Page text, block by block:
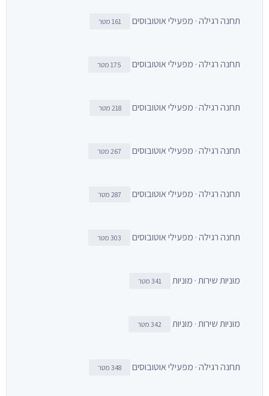
תחנה רגילה · מפעילי אוטובוסים 161 מטר
תחנה רגילה · מפעילי אוטובוסים 175 מטר
תחנה רגילה · מפעילי אוטובוסים 218 מטר
תחנה רגילה · מפעילי אוטובוסים 267 מטר
תחנה רגילה · מפעילי אוטובוסים 287 מטר
תחנה רגילה · מפעילי אוטובוסים 303 מטר
מוניות שירות · מוניות 341 מטר
מוניות שירות · מוניות 342 מטר
תחנה רגילה · מפעילי אוטובוסים 348 מטר